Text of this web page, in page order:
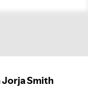
Jorja Smith